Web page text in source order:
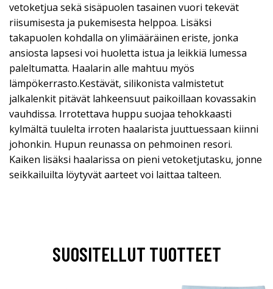
vetoketjua sekä sisäpuolen tasainen vuori tekevät
riisumisesta ja pukemisesta helppoa. Lisäksi
takapuolen kohdalla on ylimääräinen eriste, jonka
ansiosta lapsesi voi huoletta istua ja leikkiä lumessa
paleltumatta. Haalarin alle mahtuu myös
lämpökerrasto.Kestävät, silikonista valmistetut
jalkalenkit pitävät lahkeensuut paikoillaan kovassakin
vauhdissa. Irrotettava huppu suojaa tehokkaasti
kylmältä tuulelta irroten haalarista juuttuessaan kiinni
johonkin. Hupun reunassa on pehmoinen resori.
Kaiken lisäksi haalarissa on pieni vetoketjutasku, jonne
seikkailuilta löytyvät aarteet voi laittaa talteen.
SUOSITELLUT TUOTTEET